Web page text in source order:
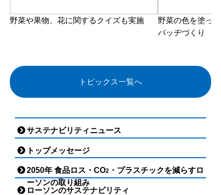
野菜や果物、花に関するクイズも実施
野菜の色を塗っ
バッヂづくり
トピックス一覧へ
サステナビリティニュース
トップメッセージ
2050年 食品ロス・CO2 ・プラスチックを減らすロ
ーソンの取り組み
ローソンのサステナビリティ